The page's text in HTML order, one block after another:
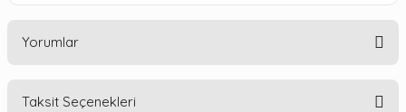
Yorumlar
Taksit Seçenekleri